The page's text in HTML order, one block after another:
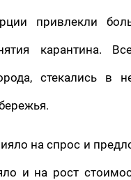
привлекли
карантина.
стекались в
на спрос и
и на рост